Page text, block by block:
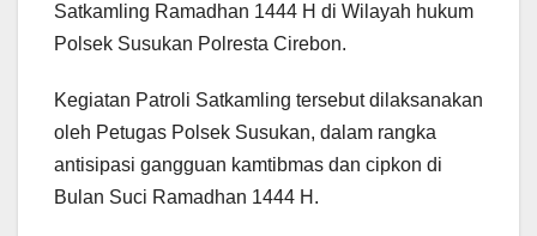
Satkamling Ramadhan 1444 H di Wilayah hukum
Polsek Susukan Polresta Cirebon.
Kegiatan Patroli Satkamling tersebut dilaksanakan
oleh Petugas Polsek Susukan, dalam rangka
antisipasi gangguan kamtibmas dan cipkon di
Bulan Suci Ramadhan 1444 H.